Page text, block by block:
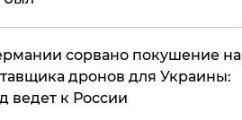
сорвано покушение на
дронов для Украины:
ведет к России